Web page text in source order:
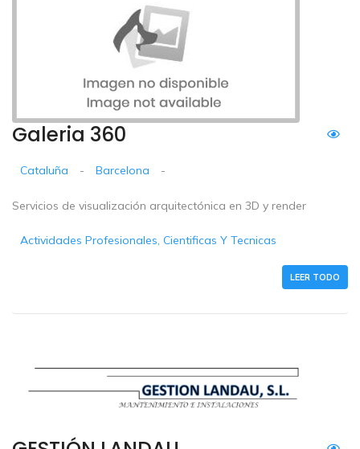
Galeria 360
Cataluña - Barcelona -
Servicios de visualización arquitectónica en 3D y render
Actividades Profesionales, Cientificas Y Tecnicas
LEER TODO